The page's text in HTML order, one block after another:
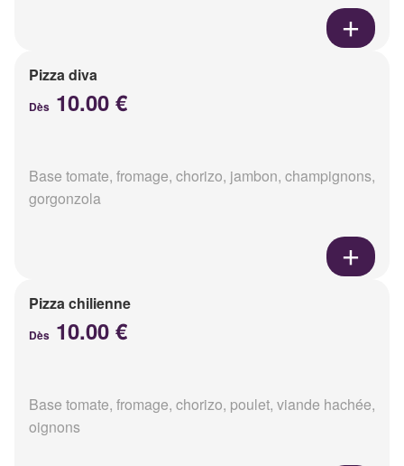
Pizza diva
Dès 10.00 €
Base tomate, fromage, chorizo, jambon, champignons,
gorgonzola
Pizza chilienne
Dès 10.00 €
Base tomate, fromage, chorizo, poulet, viande hachée,
oignons